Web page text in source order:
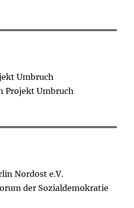
Umbruch
Projekt Umbruch
Nordost e.V.
der Sozialdemokratie